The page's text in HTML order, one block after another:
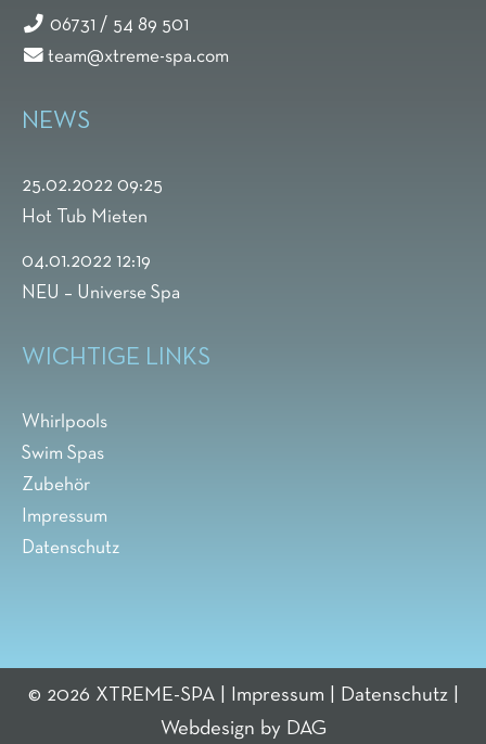
06731 / 54 89 501
team@xtreme-spa.com
NEWS
25.02.2022 09:25
Hot Tub Mieten
04.01.2022 12:19
NEU – Universe Spa
WICHTIGE LINKS
Whirlpools
Swim Spas
Zubehör
Impressum
Datenschutz
© 2026 XTREME-SPA | Impressum Datenschutz|
Webdesign by DAG